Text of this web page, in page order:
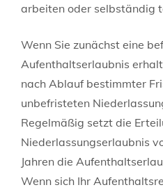
arbeiten oder selbständig
Wenn Sie zunächst eine
Aufenthaltserlaubnis
nach Ablauf bestimmter
unbefristeten
Regelmäßig setzt die
Niederlassungserlaubnis
Jahren die
Wenn sich Ihr